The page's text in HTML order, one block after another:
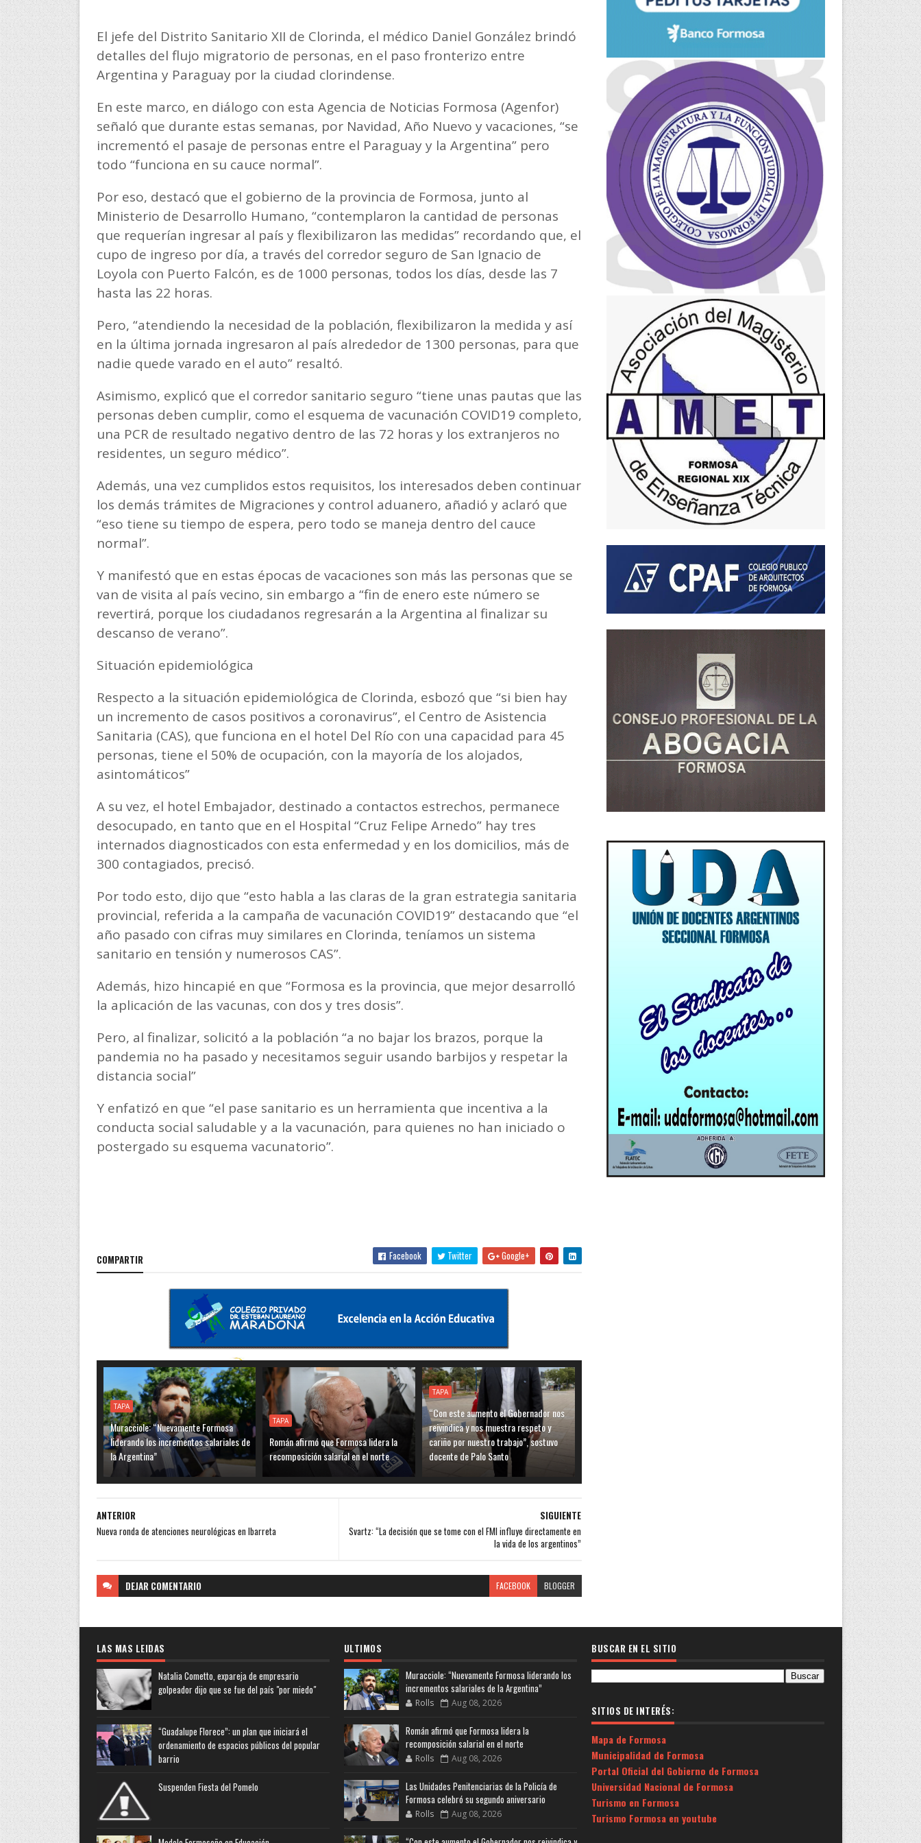
El jefe del Distrito Sanitario XII de Clorinda, el médico Daniel González brindó
detalles del flujo migratorio de personas, en el paso fronterizo entre
Argentina y Paraguay por la ciudad clorindense.
En este marco, en diálogo con esta Agencia de Noticias Formosa (Agenfor)
señaló que durante estas semanas, por Navidad, Año Nuevo y vacaciones, “se
incrementó el pasaje de personas entre el Paraguay y la Argentina” pero
todo “funciona en su cauce normal”.
Por eso, destacó que el gobierno de la provincia de Formosa, junto al
Ministerio de Desarrollo Humano, “contemplaron la cantidad de personas
que requerían ingresar al país y flexibilizaron las medidas” recordando que, el
cupo de ingreso por día, a través del corredor seguro de San Ignacio de
Loyola con Puerto Falcón, es de 1000 personas, todos los días, desde las 7
hasta las 22 horas.
Pero, “atendiendo la necesidad de la población, flexibilizaron la medida y así
en la última jornada ingresaron al país alrededor de 1300 personas, para que
nadie quede varado en el auto” resaltó.
Asimismo, explicó que el corredor sanitario seguro “tiene unas pautas que las
personas deben cumplir, como el esquema de vacunación COVID19 completo,
una PCR de resultado negativo dentro de las 72 horas y los extranjeros no
residentes, un seguro médico”.
Además, una vez cumplidos estos requisitos, los interesados deben continuar
los demás trámites de Migraciones y control aduanero, añadió y aclaró que
“eso tiene su tiempo de espera, pero todo se maneja dentro del cauce
normal”.
Y manifestó que en estas épocas de vacaciones son más las personas que se
van de visita al país vecino, sin embargo a “fin de enero este número se
revertirá, porque los ciudadanos regresarán a la Argentina al finalizar su
descanso de verano”.
Situación epidemiológica
Respecto a la situación epidemiológica de Clorinda, esbozó que “si bien hay
un incremento de casos positivos a coronavirus”, el Centro de Asistencia
Sanitaria (CAS), que funciona en el hotel Del Río con una capacidad para 45
personas, tiene el 50% de ocupación, con la mayoría de los alojados,
asintomáticos”
A su vez, el hotel Embajador, destinado a contactos estrechos, permanece
desocupado, en tanto que en el Hospital “Cruz Felipe Arnedo” hay tres
internados diagnosticados con esta enfermedad y en los domicilios, más de
300 contagiados, precisó.
Por todo esto, dijo que “esto habla a las claras de la gran estrategia sanitaria
provincial, referida a la campaña de vacunación COVID19” destacando que “el
año pasado con cifras muy similares en Clorinda, teníamos un sistema
sanitario en tensión y numerosos CAS”.
Además, hizo hincapié en que “Formosa es la provincia, que mejor desarrolló
la aplicación de las vacunas, con dos y tres dosis”.
Pero, al finalizar, solicitó a la población “a no bajar los brazos, porque la
pandemia no ha pasado y necesitamos seguir usando barbijos y respetar la
distancia social”
Y enfatizó en que “el pase sanitario es un herramienta que incentiva a la
conducta social saludable y a la vacunación, para quienes no han iniciado o
postergado su esquema vacunatorio”.
COMPARTIR Facebook Twitter Google+
TAPA
Muracciole: “Nuevamente Formosa
liderando los incrementos salariales de
la Argentina”
TAPA
Román afirmó que Formosa lidera la
recomposición salarial en el norte
TAPA
“Con este aumento el Gobernador nos
reivindica y nos muestra respeto y
cariño por nuestro trabajo”, sostuvo
docente de Palo Santo
SIGUIENTE
Svartz: “La decisión que se tome con el FMI influye directamente en
la vida de los argentinos”
ANTERIOR
Nueva ronda de atenciones neurológicas en Ibarreta
DEJAR COMENTARIO FACEBOOK BLOGGER
LAS MAS LEIDAS
Natalia Cometto, expareja de empresario
golpeador dijo que se fue del país "por miedo"
“Guadalupe Florece”: un plan que iniciará el
ordenamiento de espacios públicos del popular
barrio
Suspenden Fiesta del Pomelo
ULTIMOS
Muracciole: “Nuevamente Formosa liderando los
incrementos salariales de la Argentina”
Rolls Aug 08, 2026
Román afirmó que Formosa lidera la
recomposición salarial en el norte
Rolls Aug 08, 2026
Las Unidades Penitenciarias de la Policía de
Formosa celebró su segundo aniversario
Rolls Aug 08, 2026
BUSCAR EN EL SITIO
SITIOS DE INTERÉS:
Mapa de Formosa
Municipalidad de Formosa
Portal Oficial del Gobierno de Formosa
Universidad Nacional de Formosa
Turismo en Formosa
Turismo Formosa en youtube